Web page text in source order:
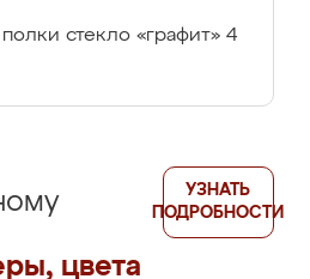
полки стекло «графит» 4
цвета
УЗНАТЬ
ПОДРОБНОСТИ